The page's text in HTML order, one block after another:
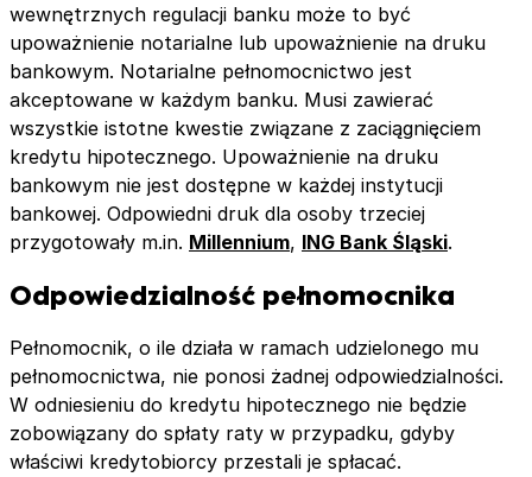
wewnętrznych regulacji banku może to być
upoważnienie notarialne lub upoważnienie na druku
bankowym. Notarialne pełnomocnictwo jest
akceptowane w każdym banku. Musi zawierać
wszystkie istotne kwestie związane z zaciągnięciem
kredytu hipotecznego. Upoważnienie na druku
bankowym nie jest dostępne w każdej instytucji
bankowej. Odpowiedni druk dla osoby trzeciej
przygotowały m.in. Millennium, ING Bank Śląski.
Odpowiedzialność pełnomocnika
Pełnomocnik, o ile działa w ramach udzielonego mu
pełnomocnictwa, nie ponosi żadnej odpowiedzialności.
W odniesieniu do kredytu hipotecznego nie będzie
zobowiązany do spłaty raty w przypadku, gdyby
właściwi kredytobiorcy przestali je spłacać.